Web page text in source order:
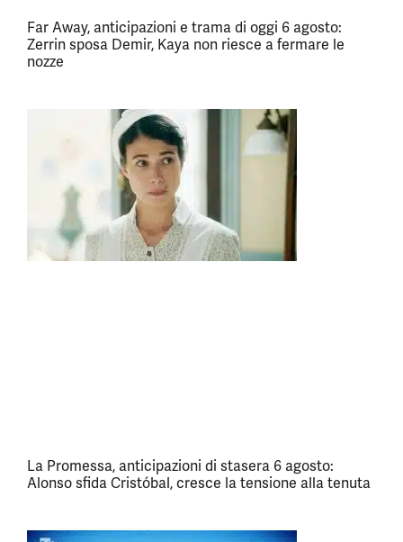
Far Away, anticipazioni e trama di oggi 6 agosto:
Zerrin sposa Demir, Kaya non riesce a fermare le
nozze
La Promessa, anticipazioni di stasera 6 agosto:
Alonso sfida Cristóbal, cresce la tensione alla tenuta